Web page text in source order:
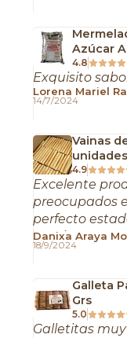
Azúcar
4.8
Exquisito
Lorena Mariel
14/7/2024
Vainas
4.9
Excelente
preocupados
perfecto
Gracias!
Danixa Araya
18/9/2024
Galleta
Grs
5.0
Galletitas